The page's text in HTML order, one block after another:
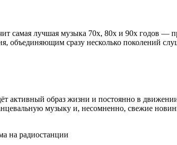
самая лучшая музыка 70х, 80х и 90х
сразу несколько поколений
активный образ жизни и постоянно в
музыку и, несомненно, свежие